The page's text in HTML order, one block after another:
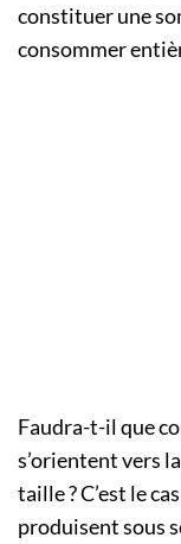
constituer une
consommer
Faudra-t-il que
s’orientent vers
taille ? C’est le
produisent sous